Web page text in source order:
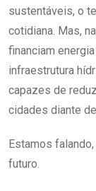
sustentáveis, o
cotidiana. Mas,
financiam
infraestrutura
capazes de
cidades diante
Estamos
futuro.